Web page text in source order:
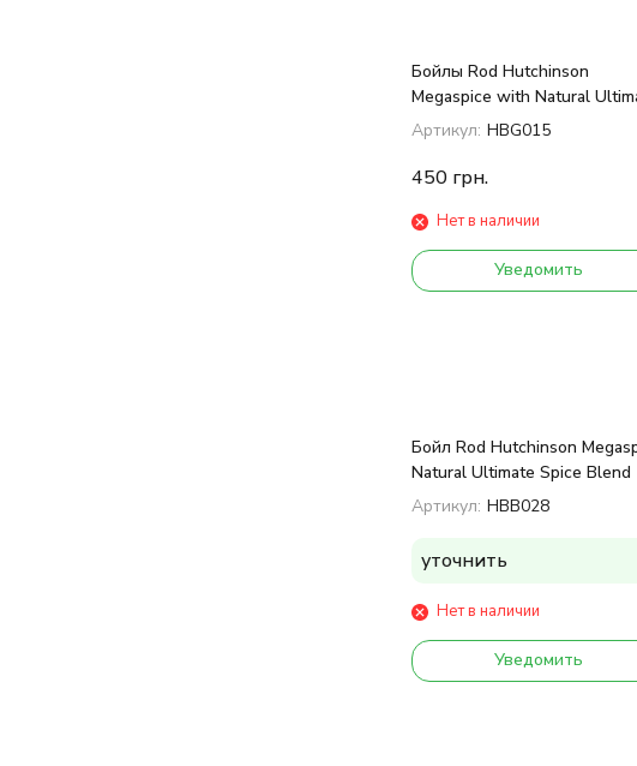
Бойлы Rod Hutchinson
Megaspice with Natural
Spice Blend 1kg 14 mm
Артикул: HBG015
450 грн.
Нет в наличии
Уведомить
Бойл Rod Hutchinson
Natural Ultimate Spice Blend
20 mm
Артикул: HBB028
уточнить
Нет в наличии
Уведомить